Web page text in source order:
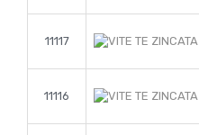
11117
11116